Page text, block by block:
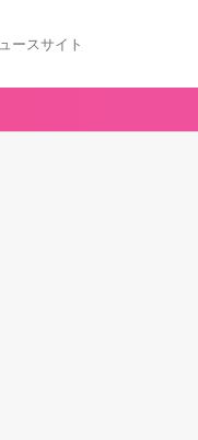
ースサイト